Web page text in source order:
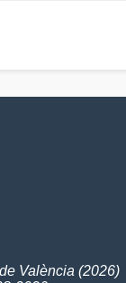
València (2026)